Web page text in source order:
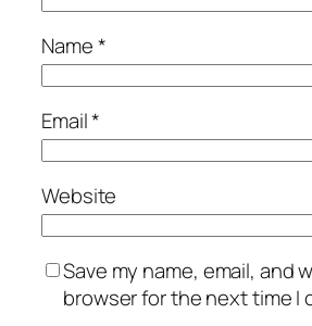
Name*
Email*
Website
Save my name, email, and
browser for the next time I